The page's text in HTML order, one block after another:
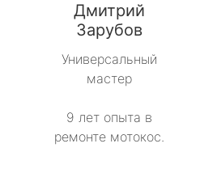
Дмитрий
Зарубов
Универсальный
мастер
9 лет опыта в
ремонте мотокос.